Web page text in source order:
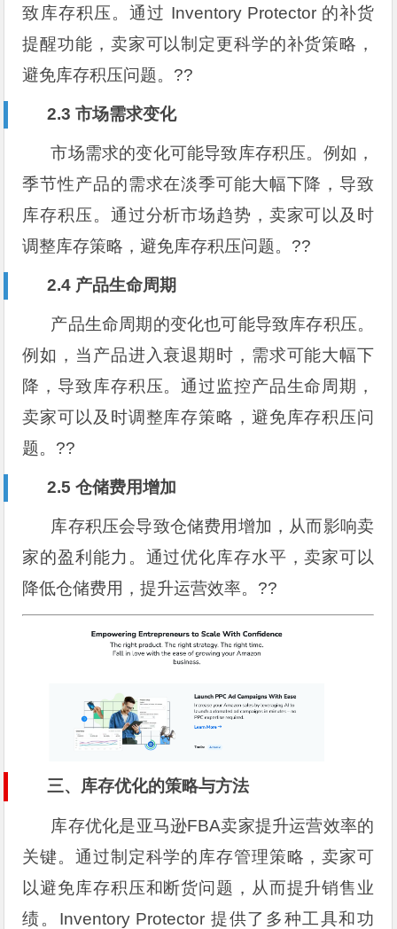
致库存积压。通过 Inventory Protector 的补货
提醒功能，卖家可以制定更科学的补货策略，
避免库存积压问题。??
2.3 市场需求变化
市场需求的变化可能导致库存积压。例如，
季节性产品的需求在淡季可能大幅下降，导致
库存积压。通过分析市场趋势，卖家可以及时
调整库存策略，避免库存积压问题。??️
2.4 产品生命周期
产品生命周期的变化也可能导致库存积压。
例如，当产品进入衰退期时，需求可能大幅下
降，导致库存积压。通过监控产品生命周期，
卖家可以及时调整库存策略，避免库存积压问
题。??
2.5 仓储费用增加
库存积压会导致仓储费用增加，从而影响卖
家的盈利能力。通过优化库存水平，卖家可以
降低仓储费用，提升运营效率。??
三、库存优化的策略与方法
库存优化是亚马逊FBA卖家提升运营效率的
关键。通过制定科学的库存管理策略，卖家可
以避免库存积压和断货问题，从而提升销售业
绩。Inventory Protector 提供了多种工具和功